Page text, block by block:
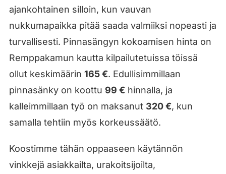
ajankohtainen silloin, kun vauvan
nukkumapaikka pitää saada valmiiksi nopeasti ja
turvallisesti. Pinnasängyn kokoamisen hinta on
Remppakamun kautta kilpailutetuissa töissä
ollut keskimäärin 165 €. Edullisimmillaan
pinnasänky on koottu 99 € hinnalla, ja
kalleimmillaan työ on maksanut 320 €, kun
samalla tehtiin myös korkeussäätö.
Koostimme tähän oppaaseen käytännön
vinkkejä asiakkailta, urakoitsijoilta,